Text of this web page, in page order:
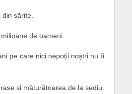
sărite.
de oameni.
pe care nici nepoții noștri nu îi
și măturătoarea de la sediu.